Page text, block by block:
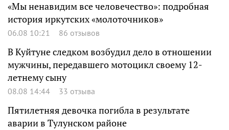
«Мы ненавидим все человечество»: подробная
история иркутских «молоточников»
06.08 10:21 86 отзывов
В Куйтуне следком возбудил дело в отношении
мужчины, передавшего мотоцикл своему 12-
летнему сыну
08.08 14:44 33 отзыва
Пятилетняя девочка погибла в результате
аварии в Тулунском районе